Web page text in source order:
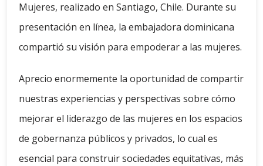
Mujeres, realizado en Santiago, Chile. Durante su
presentación en línea, la embajadora dominicana
compartió su visión para empoderar a las mujeres.
Aprecio enormemente la oportunidad de compartir
nuestras experiencias y perspectivas sobre cómo
mejorar el liderazgo de las mujeres en los espacios
de gobernanza públicos y privados, lo cual es
esencial para construir sociedades equitativas, más